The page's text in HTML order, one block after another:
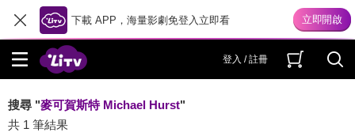
下載 APP，海量影劇免登入立即看
登入 / 註冊
搜尋 "麥可賀斯特 Michael Hurst"
共 1 筆結果